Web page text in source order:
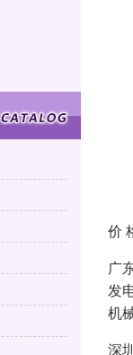
价
广
发
机
深